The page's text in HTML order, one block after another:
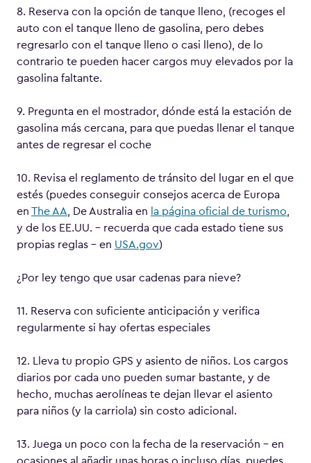
8. Reserva con la opción de tanque lleno, (recoges el
auto con el tanque lleno de gasolina, pero debes
regresarlo con el tanque lleno o casi lleno), de lo
contrario te pueden hacer cargos muy elevados por la
gasolina faltante.
9. Pregunta en el mostrador, dónde está la estación de
gasolina más cercana, para que puedas llenar el tanque
antes de regresar el coche
10. Revisa el reglamento de tránsito del lugar en el que
estés (puedes conseguir consejos acerca de Europa
en The AA , De Australia en la página oficial de turismo
y de los EE.UU. – recuerda que cada estado tiene sus
propias reglas – en USA.gov)
¿Por ley tengo que usar cadenas para nieve?
11. Reserva con suficiente anticipación y verifica
regularmente si hay ofertas especiales
12. Lleva tu propio GPS y asiento de niños. Los cargos
diarios por cada uno pueden sumar bastante, y de
hecho, muchas aerolíneas te dejan llevar el asiento
para niños (y la carriola) sin costo adicional.
13. Juega un poco con la fecha de la reservación – en